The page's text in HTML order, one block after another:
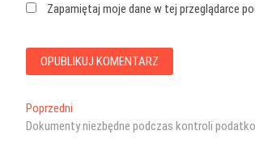
Zapamiętaj moje dane w tej przeglądarce
Nawigacja
wpisu
Poprzedni
wpis:
Dokumenty niezbędne podczas kontroli